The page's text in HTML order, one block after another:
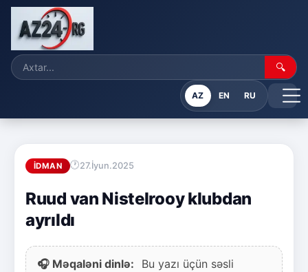
🔍
AZ EN RU
İDMAN 27.İyun.2025
Ruud van Nistelrooy klubdan
ayrıldı
🎧 Məqaləni dinlə:
Bu yazı üçün səsli